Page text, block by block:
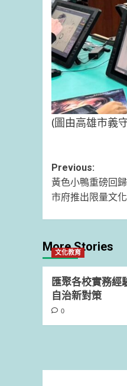
(圖由高雄市義
Post
Previous:
黃色小鴨重磅回
市府推出限量文
More Stories
文化教育
匯聚各校實務經
自治新對策
0